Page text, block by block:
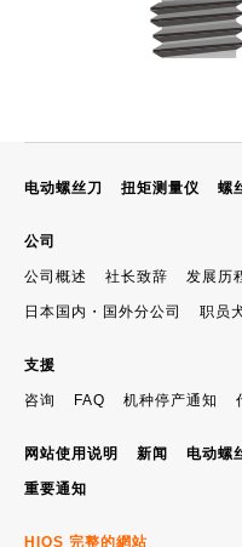
电动螺丝刀 扭矩测量仪 螺
公司
公司概述 社长致辞 发展历
日本国内・国外分公司 职员
支援
咨询 FAQ 机种停产通知
网站使用说明 新闻 电动螺
重要通知
HIOS 完整的網站